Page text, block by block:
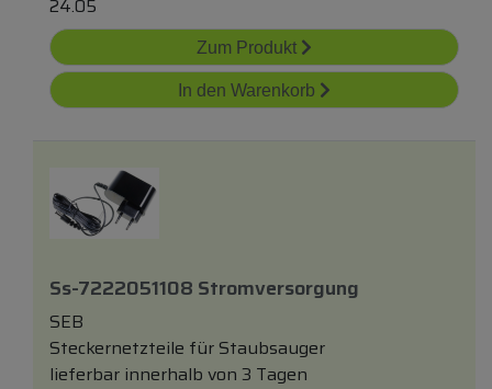
24.05
Zum Produkt
In den Warenkorb
Ss-7222051108 Stromversorgung
SEB
Steckernetzteile für Staubsauger
lieferbar innerhalb von 3 Tagen